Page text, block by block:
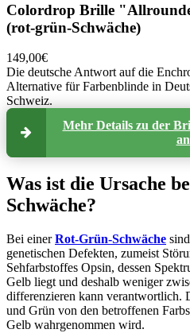
Colordrop Brille
(rot-grün-Schwäche)
149,00€
Die deutsche Antwort auf die
Alternative für Farbenblinde in
Schweiz.
Mehr Details zu der
Was ist die Ursache
Schwäche?
Bei einerRot-Grün-Schwäche
genetischen Defekten, zumeist
Sehfarbstoffes Opsin, dessen
Gelb liegt und deshalb weniger
differenzieren kann verantwortlich.
und Grün von den betroffenen
Gelb wahrgenommen wird.